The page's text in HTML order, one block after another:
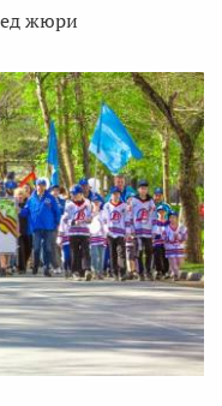
жюри